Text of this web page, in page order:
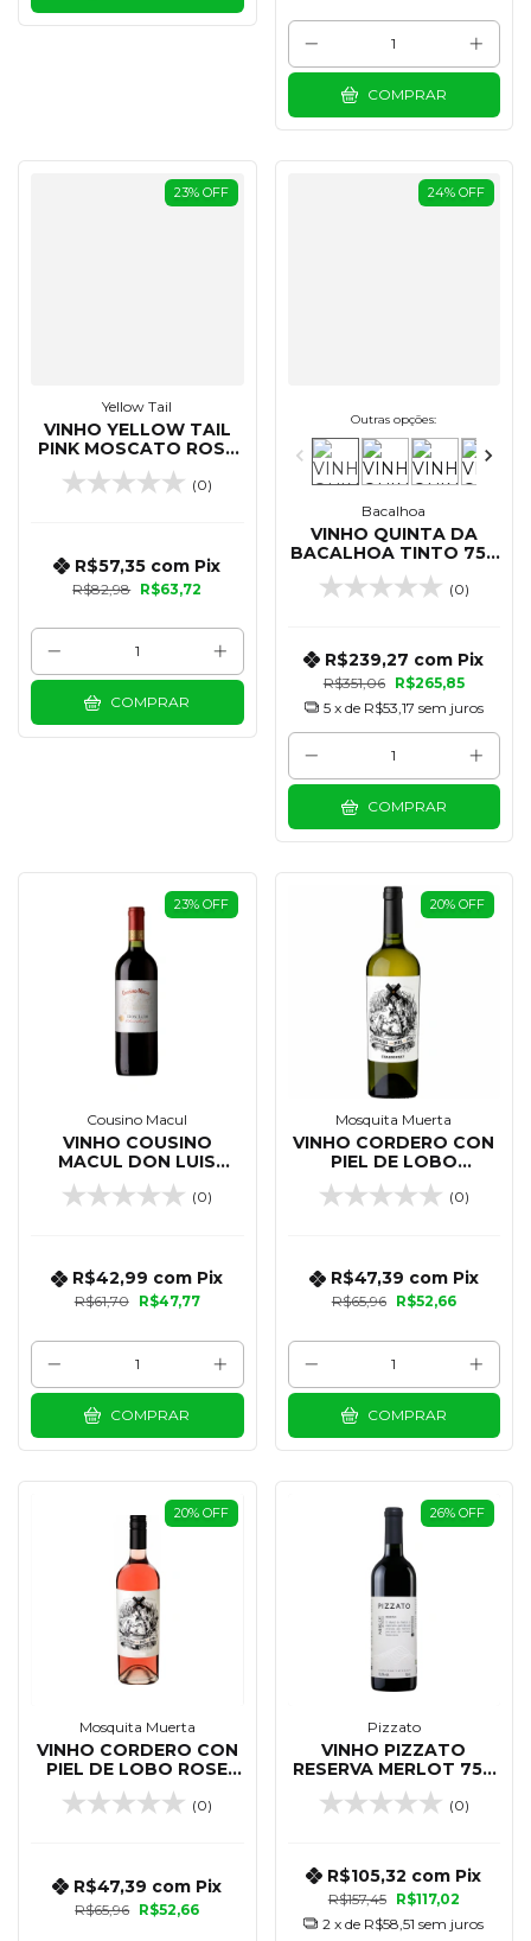
COMPRAR
23% OFF
Yellow Tail
VINHO YELLOW TAIL
PINK MOSCATO ROSE
750 ML
(0)
R$82,98 R$63,72
R$57,35 com Pix
COMPRAR
24% OFF
Outras opções:
Bacalhoa
VINHO QUINTA DA
BACALHOA TINTO 750
ML
(0)
R$351,06 R$265,85
R$239,27 com Pix
5 x de R$53,17 sem juros
COMPRAR
23% OFF
Cousino Macul
VINHO COUSINO
MACUL DON LUIS
CABERNET SAUVIGNON
750 ML
(0)
R$61,70 R$47,77
R$42,99 com Pix
COMPRAR
20% OFF
Mosquita Muerta
VINHO CORDERO CON
PIEL DE LOBO
CHARDONNAY 750 ML
(0)
R$65,96 R$52,66
R$47,39 com Pix
COMPRAR
20% OFF
Mosquita Muerta
VINHO CORDERO CON
PIEL DE LOBO ROSE
750 ML
(0)
R$65,96 R$52,66
R$47,39 com Pix
26% OFF
Pizzato
VINHO PIZZATO
RESERVA MERLOT 750
ML
(0)
R$157,45 R$117,02
R$105,32 com Pix
2 x de R$58,51 sem juros